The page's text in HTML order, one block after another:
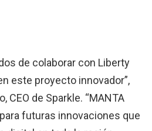
de colaborar con Liberty
este proyecto innovador”,
CEO de Sparkle. “MANTA
futuras innovaciones que